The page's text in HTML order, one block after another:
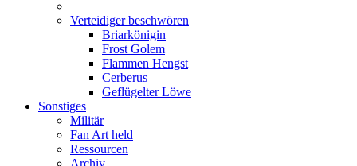
Verteidiger beschwören
Briarkönigin
Frost Golem
Flammen Hengst
Cerberus
Geflügelter Löwe
Sonstiges
Militär
Fan Art held
Ressourcen